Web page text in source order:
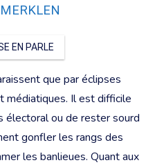
EN PARLE
que par éclipses
médiatiques. Il est difficile
électoral ou de rester sourd
gonfler les rangs des
les banlieues. Quant aux